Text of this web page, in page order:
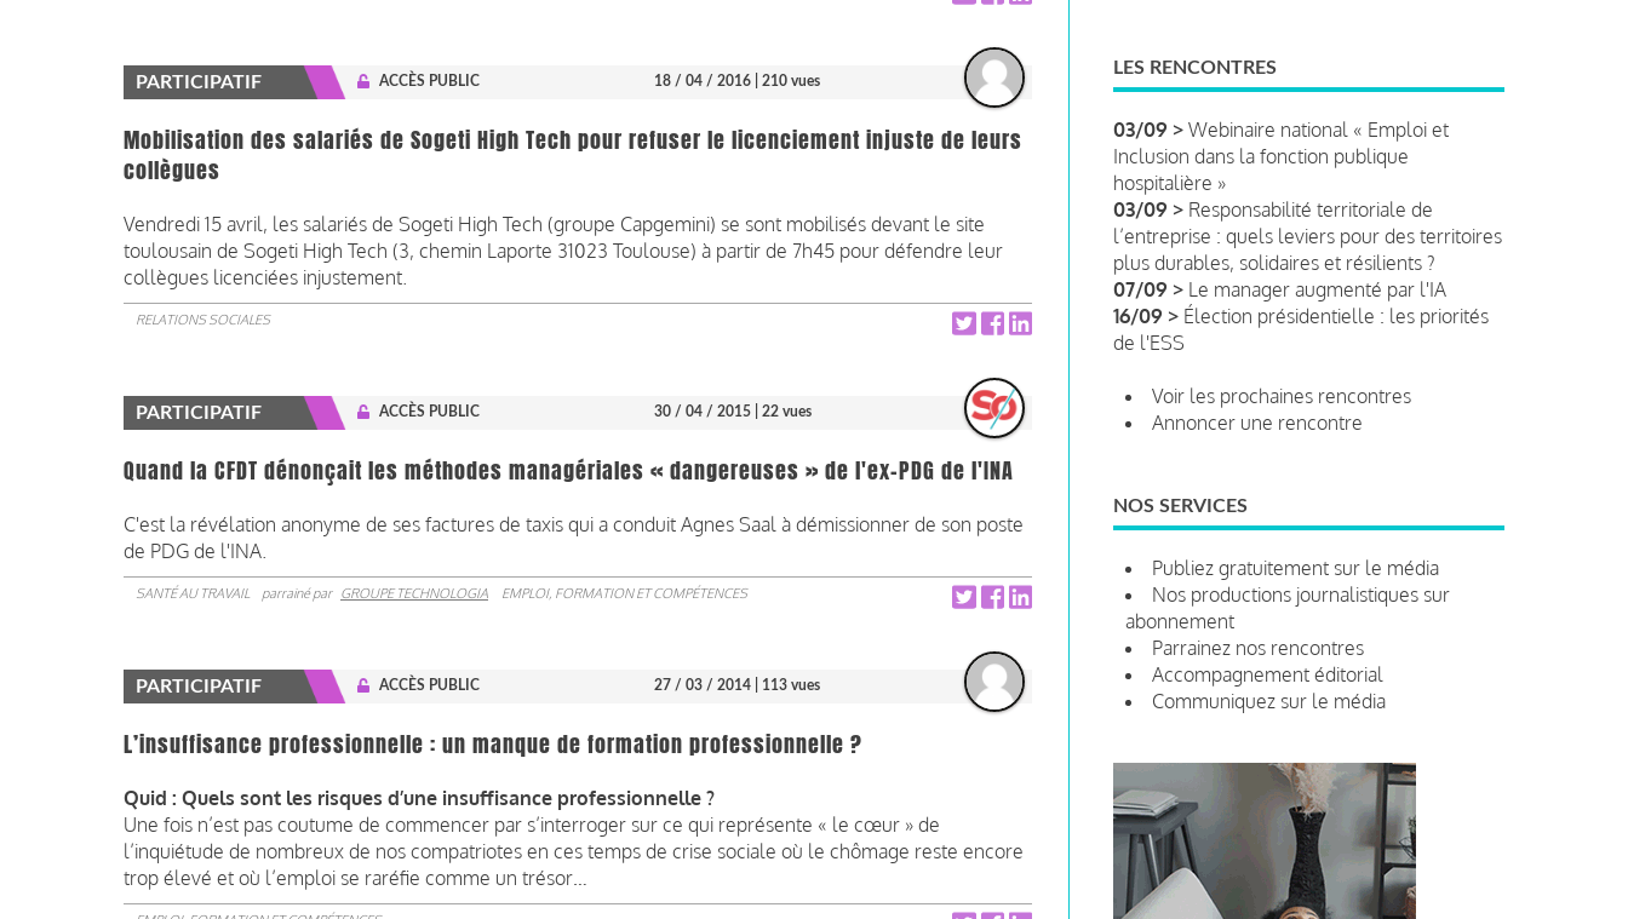
PARTICIPATIF ACCÈS PUBLIC 18 / 04 / 2016 | 210 vues
Mobilisation des salariés de Sogeti High Tech pour refuser le licenciement injuste de leurs
collègues
Vendredi 15 avril, les salariés de Sogeti High Tech (groupe Capgemini) se sont mobilisés devant le site
toulousain de Sogeti High Tech (3, chemin Laporte 31023 Toulouse) à partir de 7h45 pour défendre leur
collègues licenciées injustement.
RELATIONS SOCIALES
PARTICIPATIF ACCÈS PUBLIC 30 / 04 / 2015 | 22 vues
Quand la CFDT dénonçait les méthodes managériales « dangereuses » de l'ex-PDG de l'INA
C'est la révélation anonyme de ses factures de taxis qui a conduit Agnes Saal à démissionner de son poste
de PDG de l'INA.
SANTÉ AU TRAVAIL parrainé par GROUPE TECHNOLOGIA EMPLOI, FORMATION ET COMPÉTENCES
PARTICIPATIF ACCÈS PUBLIC 27 / 03 / 2014 | 113 vues
L’insuffisance professionnelle : un manque de formation professionnelle ?
Quid : Quels sont les risques d’une insuffisance professionnelle ?
Une fois n’est pas coutume de commencer par s’interroger sur ce qui représente « le cœur » de
l’inquiétude de nombreux de nos compatriotes en ces temps de crise sociale où le chômage reste encore
trop élevé et où l’emploi se raréfie comme un trésor…
LES RENCONTRES
03/09 > Webinaire national « Emploi et
Inclusion dans la fonction publique
hospitalière »
03/09 > Responsabilité territoriale de
l’entreprise : quels leviers pour des territoires
plus durables, solidaires et résilients ?
07/09 > Le manager augmenté par l'IA
16/09 > Élection présidentielle : les priorités
de l'ESS
Voir les prochaines rencontres
Annoncer une rencontre
NOS SERVICES
Publiez gratuitement sur le média
Nos productions journalistiques sur
abonnement
Parrainez nos rencontres
Accompagnement éditorial
Communiquez sur le média